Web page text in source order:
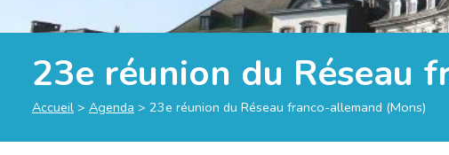
23e réunion du Réseau
Accueil > Agenda > 23e réunion du Réseau franco-allemand (Mons)